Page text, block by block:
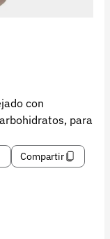
con
para
Compartir